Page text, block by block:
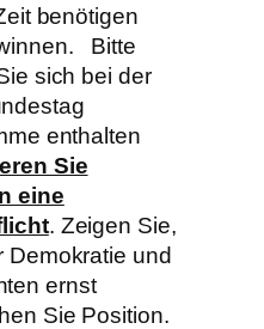
benötigen
Bitte
sich bei der
enthalten
Sie
eine
. Zeigen Sie,
Demokratie und
ernst
Sie Position.